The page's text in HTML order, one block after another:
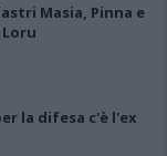
Masia, Pinna e
la difesa c'è l'ex